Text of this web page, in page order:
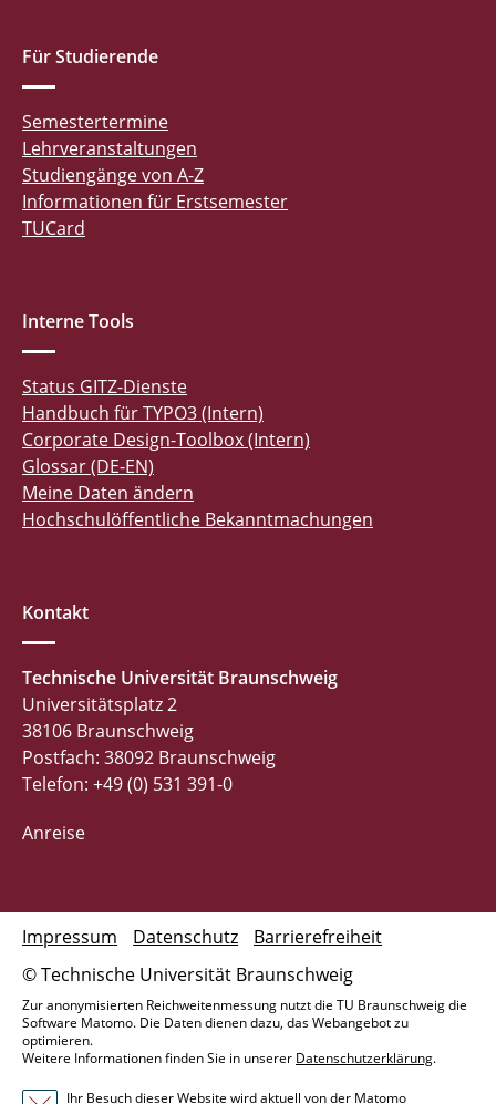
Für Studierende
Semestertermine
Lehrveranstaltungen
Studiengänge von A-Z
Informationen für Erstsemester
TUCard
Interne Tools
Status GITZ-Dienste
Handbuch für TYPO3 (Intern)
Corporate Design-Toolbox (Intern)
Glossar (DE-EN)
Meine Daten ändern
Hochschulöffentliche Bekanntmachungen
Kontakt
Technische Universität Braunschweig
Universitätsplatz 2
38106 Braunschweig
Postfach: 38092 Braunschweig
Telefon: +49 (0) 531 391-0
Anreise
© Technische Universität Braunschweig
Impressum Datenschutz Barrierefreiheit
Zur anonymisierten Reichweitenmessung nutzt die TU Braunschweig die
Software Matomo. Die Daten dienen dazu, das Webangebot zu
optimieren.
Weitere Informationen finden Sie in unserer Datenschutzerklärung.
Ihr Besuch dieser Website wird aktuell von der Matomo